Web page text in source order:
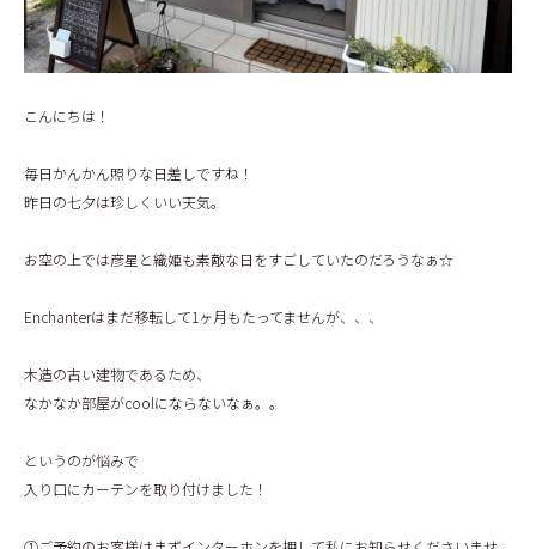
こんにちは！
毎日かんかん照りな日差しですね！
昨日の七夕は珍しくいい天気。
お空の上では彦星と織姫も素敵な日をすごしていたのだろうなぁ☆
Enchanterはまだ移転して1ヶ月もたってませんが、、、
木造の古い建物であるため、
なかなか部屋がcoolにならないなぁ。。
というのが悩みで
入り口にカーテンを取り付けました！